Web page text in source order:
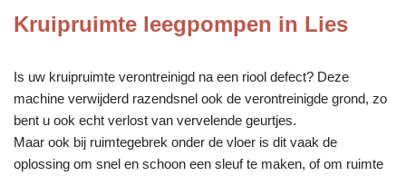
Kruipruimte leegpompen in Lies
Is uw kruipruimte verontreinigd na een riool defect? Deze
machine verwijderd razendsnel ook de verontreinigde grond, zo
bent u ook echt verlost van vervelende geurtjes.
Maar ook bij ruimtegebrek onder de vloer is dit vaak de
oplossing om snel en schoon een sleuf te maken, of om ruimte